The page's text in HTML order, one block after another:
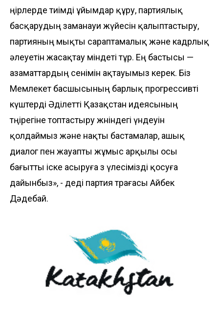
өңірлерде тиімді ұйымдар құру, партиялық
басқарудың заманауи жүйесін қалыптастыру,
партияның мықты сараптамалық және кадрлық
әлеуетін жасақтау міндеті тұр. Ең бастысы —
азаматтардың сенімін ақтауымыз керек. Біз
Мемлекет басшысының барлық прогрессивті
күштерді Әділетті Қазақстан идеясының
төңірегіне топтастыру жөніндегі үндеуін
қолдаймыз және нақты бастамалар, ашық
диалог пен жауапты жұмыс арқылы осы
бағытты іске асыруға өз үлесімізді қосуға
дайынбыз», - деді партия төрағасы Айбек
Дәдебай.